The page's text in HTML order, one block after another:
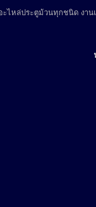
หล่ประตูม้วนทุกชนิด งาน